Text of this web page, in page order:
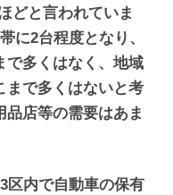
どと言われていま
に2台程度となり、
で多くはなく、地域
まで多くはないと考
品店等の需要はあま
区内で自動車の保有